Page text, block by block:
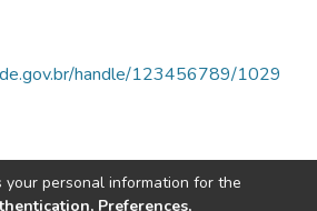
handle/123456789/1029
personal information for the
Preferences,